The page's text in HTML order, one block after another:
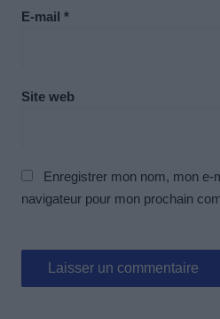
E-mail *
Site web
Enregistrer mon nom, mon e-
navigateur pour mon prochain